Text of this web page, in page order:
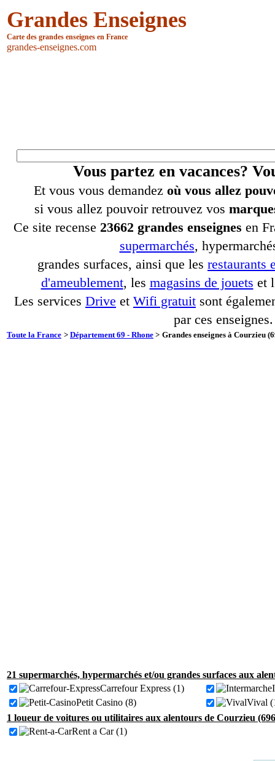
Grandes Enseignes
Carte des grandes enseignes en France
grandes-enseignes.com
Vous partez en vacances?
Et vous vous demandez où vous allez
si vous allez pouvoir retrouvez vos
Ce site recense 23662 grandes enseignes en
supermarchés,
grandes surfaces, ainsi que les restaurants
d'ameublement, les magasins de jouets et
Les services Drive et Wifi gratuit sont
par ces enseignes.
Toute la France > Département 69 - Rhone > Grandes enseignes à Courzieu
21 supermarchés, hypermarchés et/ou grandes surfaces aux
Carrefour Express (1)
Petit Casino (8)
Vival
1 loueur de voitures ou utilitaires aux alentours de Courzieu
Rent a Car (1)